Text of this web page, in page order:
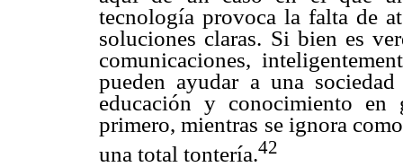
tecnología provoca la falta de
soluciones claras. Si bien es
comunicaciones,
pueden ayudar a una
educación y conocimiento en
primero, mientras se ignora
una total tontería.42